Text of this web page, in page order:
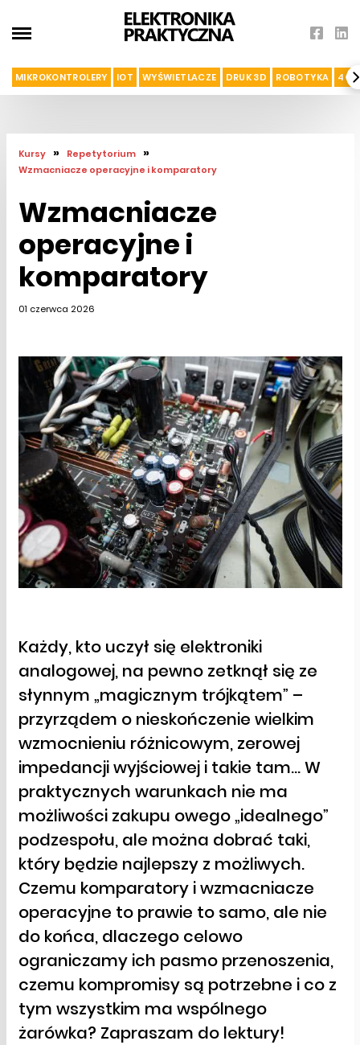
MIKROKONTROLERY IOT WYŚWIETLACZE DRUK 3D ROBOTYKA 4G I
Kursy » Repetytorium »
Wzmacniacze operacyjne i komparatory
Wzmacniacze
operacyjne i
komparatory
01 czerwca 2026
Każdy, kto uczył się elektroniki
analogowej, na pewno zetknął się ze
słynnym „magicznym trójkątem” –
przyrządem o nieskończenie wielkim
wzmocnieniu różnicowym, zerowej
impedancji wyjściowej i takie tam… W
praktycznych warunkach nie ma
możliwości zakupu owego „idealnego”
podzespołu, ale można dobrać taki,
który będzie najlepszy z możliwych.
Czemu komparatory i wzmacniacze
operacyjne to prawie to samo, ale nie
do końca, dlaczego celowo
ograniczamy ich pasmo przenoszenia,
czemu kompromisy są potrzebne i co z
tym wszystkim ma wspólnego
żarówka? Zapraszam do lektury!